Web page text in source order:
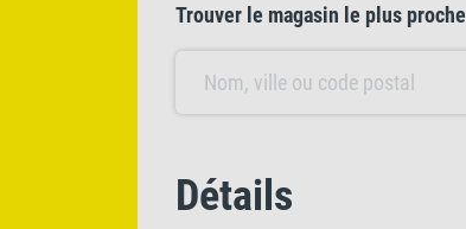
Trouver le magasin le plus proche
Détails